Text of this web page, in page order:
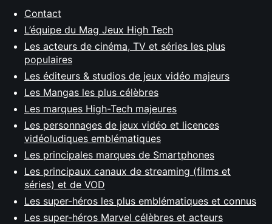
Contact
L’équipe du Mag Jeux High Tech
Les acteurs de cinéma, TV et séries les plus
populaires
Les éditeurs & studios de jeux vidéo majeurs
Les Mangas les plus célèbres
Les marques High-Tech majeures
Les personnages de jeux vidéo et licences
vidéoludiques emblématiques
Les principales marques de Smartphones
Les principaux canaux de streaming (films et
séries) et de VOD
Les super-héros les plus emblématiques et connus
Les super-héros Marvel célèbres et acteurs